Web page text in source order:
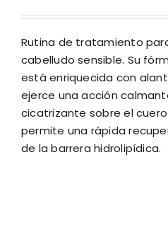
Rutina de tratamiento
cabelludo sensible. Su
está enriquecida con
ejerce una acción
cicatrizante sobre el
permite una rápida
de la barrera hidrolipídica.